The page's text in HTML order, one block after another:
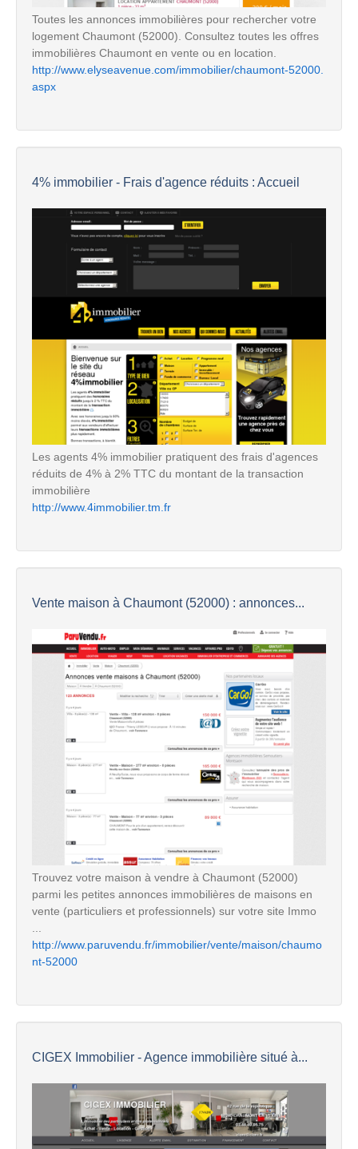
Toutes les annonces immobilières pour rechercher votre
logement Chaumont (52000). Consultez toutes les offres
immobilières Chaumont en vente ou en location.
http://www.elyseavenue.com/immobilier/chaumont-52000.
aspx
4% immobilier - Frais d'agence réduits : Accueil
Les agents 4% immobilier pratiquent des frais d'agences
réduits de 4% à 2% TTC du montant de la transaction
immobilière
http://www.4immobilier.tm.fr
Vente maison à Chaumont (52000) : annonces...
Trouvez votre maison à vendre à Chaumont (52000)
parmi les petites annonces immobilières de maisons en
vente (particuliers et professionnels) sur votre site Immo
http://www.paruvendu.fr/immobilier/vente/maison/chaumo
nt-52000
CIGEX Immobilier - Agence immobilière situé à...